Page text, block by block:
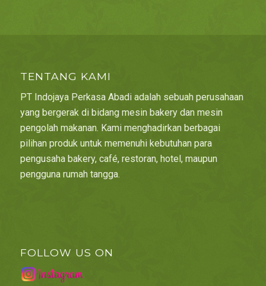
TENTANG KAMI
PT Indojaya Perkasa Abadi adalah sebuah perusahaan
yang bergerak di bidang mesin bakery dan mesin
pengolah makanan. Kami menghadirkan berbagai
pilihan produk untuk memenuhi kebutuhan para
pengusaha bakery, café, restoran, hotel, maupun
pengguna rumah tangga.
FOLLOW US ON